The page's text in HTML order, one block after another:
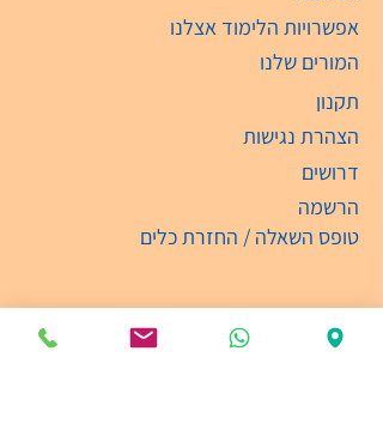
אפשרויות הלימוד אצלנו
המורים שלנו
תקנון
הצהרת נגישות
דרושים
הרשמה
טופס השאלה / החזרת כלים
עקבו אחרינו ברשתות החברתיות